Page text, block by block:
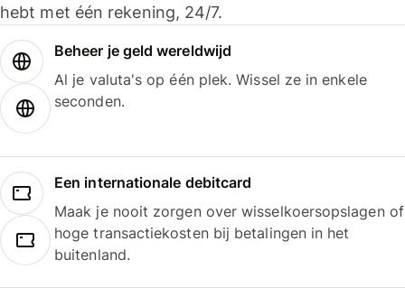
hebt met één rekening, 24/7.
Beheer je geld wereldwijd
Al je valuta's op één plek. Wissel ze in enkele
seconden.
Een internationale debitcard
Maak je nooit zorgen over wisselkoersopslagen of
hoge transactiekosten bij betalingen in het
buitenland.